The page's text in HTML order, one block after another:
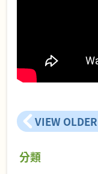
VIEW OLDER
分類